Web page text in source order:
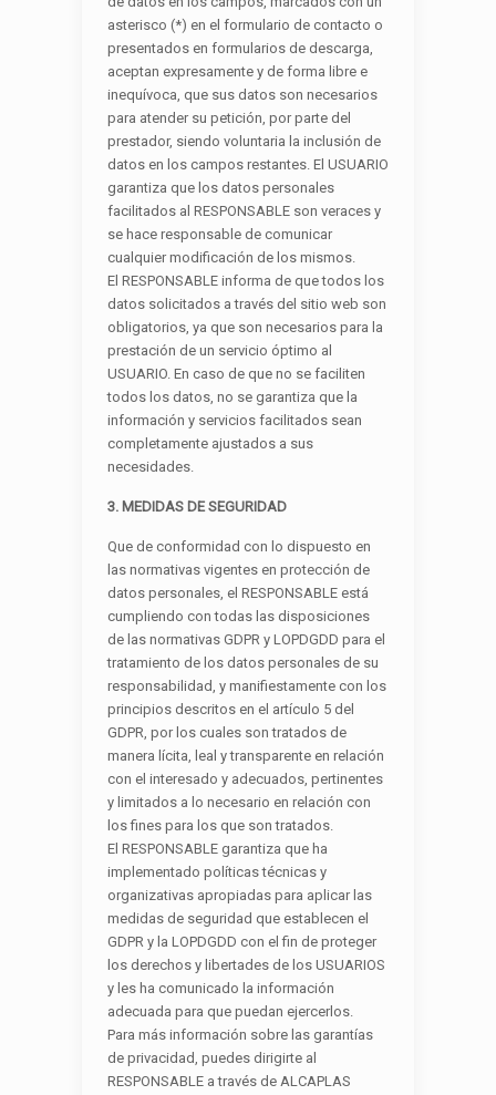
asterisco (*) en el formulario de contacto o
presentados en formularios de descarga,
aceptan expresamente y de forma libre e
inequívoca, que sus datos son necesarios
para atender su petición, por parte del
prestador, siendo voluntaria la inclusión de
datos en los campos restantes. El USUARIO
garantiza que los datos personales
facilitados al RESPONSABLE son veraces y
se hace responsable de comunicar
cualquier modificación de los mismos.
El RESPONSABLE informa de que todos los
datos solicitados a través del sitio web son
obligatorios, ya que son necesarios para la
prestación de un servicio óptimo al
USUARIO. En caso de que no se faciliten
todos los datos, no se garantiza que la
información y servicios facilitados sean
completamente ajustados a sus
necesidades.
3. MEDIDAS DE SEGURIDAD
Que de conformidad con lo dispuesto en
las normativas vigentes en protección de
datos personales, el RESPONSABLE está
cumpliendo con todas las disposiciones
de las normativas GDPR y LOPDGDD para el
tratamiento de los datos personales de su
responsabilidad, y manifiestamente con los
principios descritos en el artículo 5 del
GDPR, por los cuales son tratados de
manera lícita, leal y transparente en relación
con el interesado y adecuados, pertinentes
y limitados a lo necesario en relación con
los fines para los que son tratados.
El RESPONSABLE garantiza que ha
implementado políticas técnicas y
organizativas apropiadas para aplicar las
medidas de seguridad que establecen el
GDPR y la LOPDGDD con el fin de proteger
los derechos y libertades de los USUARIOS
y les ha comunicado la información
adecuada para que puedan ejercerlos.
Para más información sobre las garantías
de privacidad, puedes dirigirte al
RESPONSABLE a través de ALCAPLAS